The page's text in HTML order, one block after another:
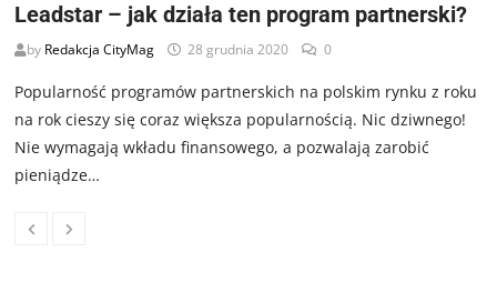
Leadstar – jak działa ten program partnerski?
by Redakcja CityMag 28 grudnia 2020 0
Popularność programów partnerskich na polskim rynku z roku
na rok cieszy się coraz większa popularnością. Nic dziwnego!
Nie wymagają wkładu finansowego, a pozwalają zarobić
pieniądze…